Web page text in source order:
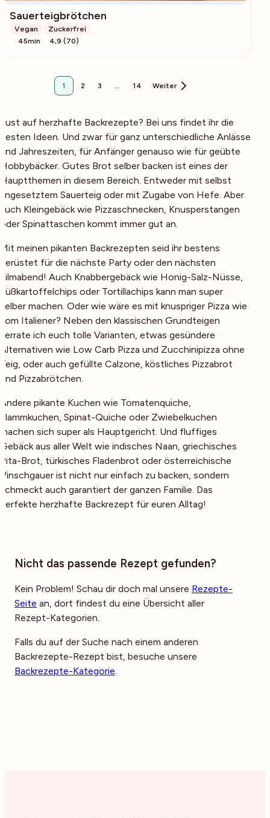
Sauerteigbrötchen
Vegan
Zuckerfrei
45min
4,9 (70)
1 2 3 … 14 Weiter
Lust auf herzhafte Backrezepte? Bei uns findet ihr die
besten Ideen. Und zwar für ganz unterschiedliche Anlässe
und Jahreszeiten, für Anfänger genauso wie für geübte
Hobbybäcker. Gutes Brot selber backen ist eines der
Hauptthemen in diesem Bereich. Entweder mit selbst
angesetztem Sauerteig oder mit Zugabe von Hefe. Aber
auch Kleingebäck wie Pizzaschnecken, Knusperstangen
oder Spinattaschen kommt immer gut an.
Mit meinen pikanten Backrezepten seid ihr bestens
gerüstet für die nächste Party oder den nächsten
Filmabend! Auch Knabbergebäck wie Honig-Salz-Nüsse,
Süßkartoffelchips oder Tortillachips kann man super
selber machen. Oder wie wäre es mit knuspriger Pizza wie
vom Italiener? Neben den klassischen Grundteigen
verrate ich euch tolle Varianten, etwas gesündere
Alternativen wie Low Carb Pizza und Zucchinipizza ohne
Teig, oder auch gefüllte Calzone, köstliches Pizzabrot
und Pizzabrötchen.
Andere pikante Kuchen wie Tomatenquiche,
Flammkuchen, Spinat-Quiche oder Zwiebelkuchen
machen sich super als Hauptgericht. Und fluffiges
Gebäck aus aller Welt wie indisches Naan, griechisches
Pita-Brot, türkisches Fladenbrot oder österreichische
Vinschgauer ist nicht nur einfach zu backen, sondern
schmeckt auch garantiert der ganzen Familie. Das
perfekte herzhafte Backrezept für euren Alltag!
Nicht das passende Rezept gefunden?
Kein Problem! Schau dir doch mal unsere Rezepte-
Seite an, dort findest du eine Übersicht aller
Rezept-Kategorien.
Falls du auf der Suche nach einem anderen
Backrezepte-Rezept bist, besuche unsere
Backrezepte-Kategorie.